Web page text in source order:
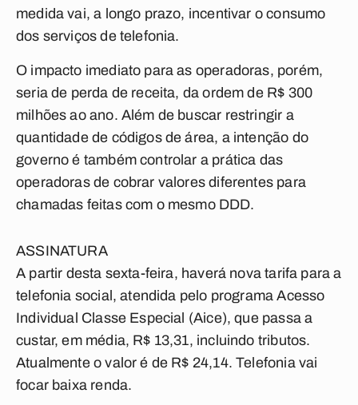
medida vai, a longo prazo, incentivar o consumo
dos serviços de telefonia.
O impacto imediato para as operadoras, porém,
seria de perda de receita, da ordem de R$ 300
milhões ao ano. Além de buscar restringir a
quantidade de códigos de área, a intenção do
governo é também controlar a prática das
operadoras de cobrar valores diferentes para
chamadas feitas com o mesmo DDD.
ASSINATURA
A partir desta sexta-feira, haverá nova tarifa para a
telefonia social, atendida pelo programa Acesso
Individual Classe Especial (Aice), que passa a
custar, em média, R$ 13,31, incluindo tributos.
Atualmente o valor é de R$ 24,14. Telefonia vai
focar baixa renda.